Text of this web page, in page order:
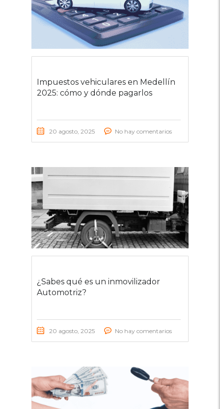
Impuestos vehiculares en Medellín
2025: cómo y dónde pagarlos
20 agosto, 2025 No hay comentarios
¿Sabes qué es un inmovilizador
Automotriz?
20 agosto, 2025 No hay comentarios